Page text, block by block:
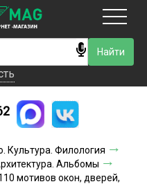
Культура. Филология
Альбомы
мотивов окон, дверей,